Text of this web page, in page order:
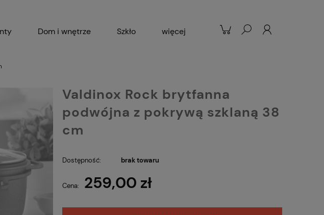
Dom i wnętrze Szkło więcej
Valdinox Rock brytfanna
podwójna z pokrywą szklaną 38
cm
Dostępność: brak towaru
Cena: 259,00 zł